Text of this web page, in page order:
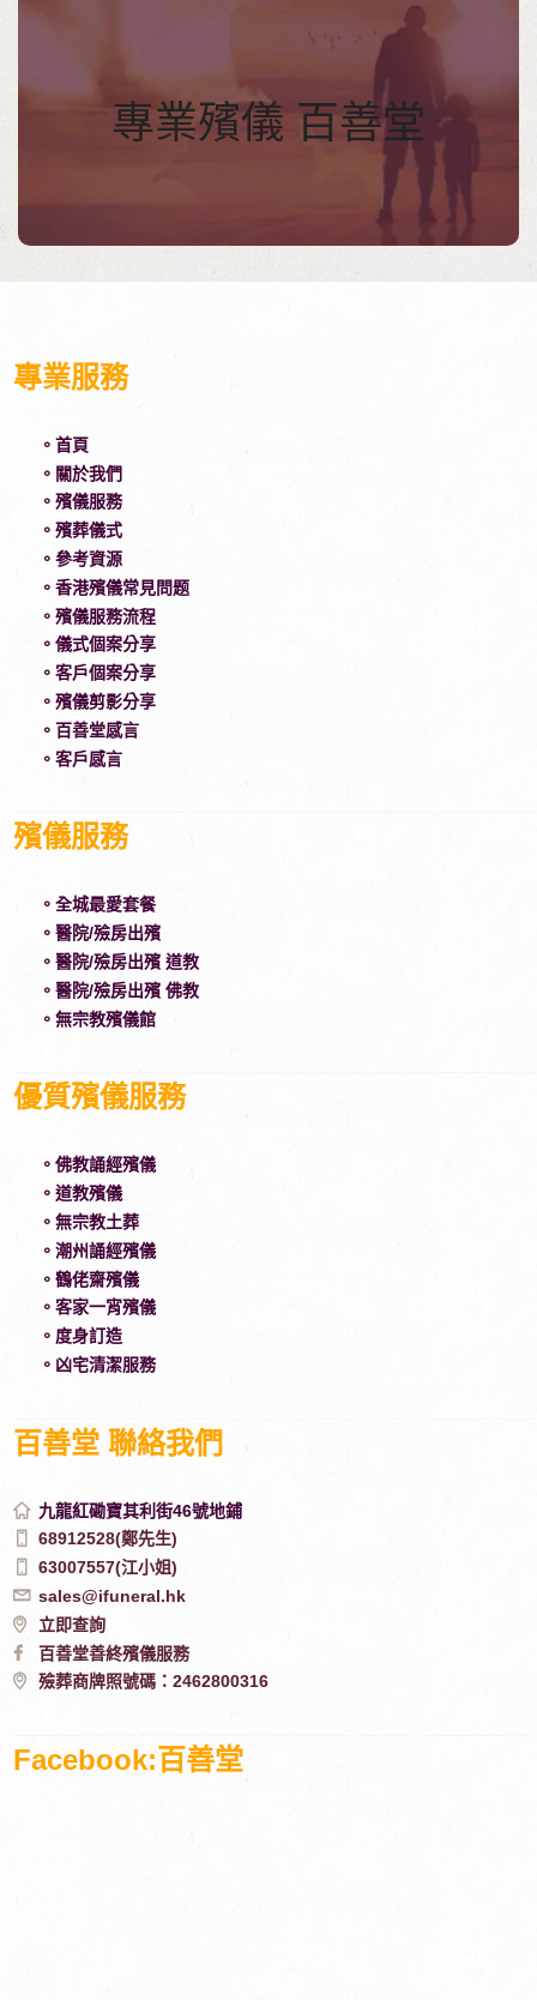
專業殯儀 百善堂
20多年專業團隊，有多款殯儀服務
套裝供選擇，中西喪禮，土葬，火
葬，不同宗教儀式
如火葬後安位，撒灰，土葬立碑，
亦有不同度身訂造的服務，免費專
業咨詢，歡迎查詢/Whatsapp
63007557
專業服務
。首頁
。關於我們
。殯儀服務
。殯葬儀式
。參考資源
。香港殯儀常見問题
。殯儀服務流程
。儀式個案分享
。客戶個案分享
。殯儀剪影分享
。百善堂感言
。客戶感言
殯儀服務
。全城最愛套餐
。醫院/殮房出殯
。醫院/殮房出殯 道教
。醫院/殮房出殯 佛教
。無宗教殯儀館
優質殯儀服務
。佛教誦經殯儀
。道教殯儀
。無宗教土葬
。潮州誦經殯儀
。鶴佬齋殯儀
。客家一宵殯儀
。度身訂造
。凶宅清潔服務
百善堂 聯絡我們
九龍紅磡寶其利街46號地鋪
68912528(鄭先生)
63007557(江小姐)
sales@ifuneral.hk
立即查詢
百善堂善終殯儀服務
殮葬商牌照號碼：2462800316
Facebook:百善堂